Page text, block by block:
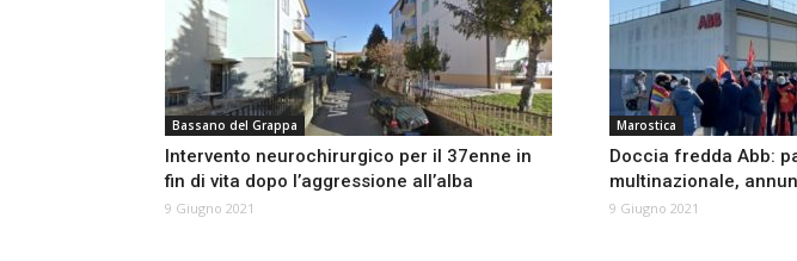
Bassano del Grappa
Intervento neurochirurgico per il 37enne in
fin di vita dopo l’aggressione all’alba
9 Giugno 2021
Marostica
Doccia fredda Abb:
multinazionale,
9 Giugno 2021